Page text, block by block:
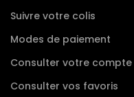
Suivre votre colis
Modes de paiement
Consulter votre compte
Consulter vos favoris